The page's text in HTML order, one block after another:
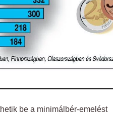
be a minimálbér-emelést